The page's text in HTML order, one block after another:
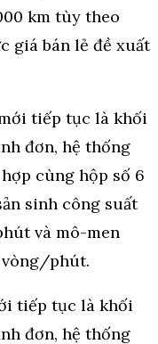
km tùy theo
giá bán lẻ đề xuất
tiếp tục là khối
đơn, hệ thống